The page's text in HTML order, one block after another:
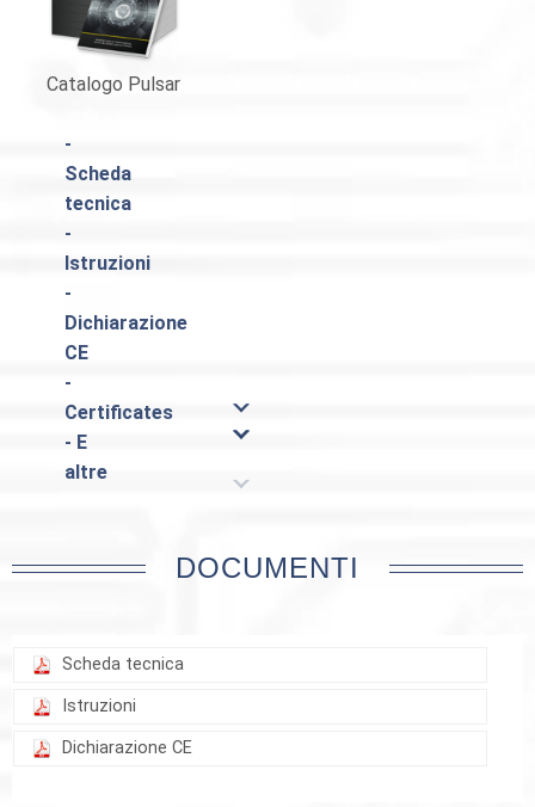
Catalogo Pulsar
-
Scheda
tecnica
-
Istruzioni
-
Dichiarazione
CE
-
Certificates
- E
altre
DOCUMENTI
Scheda tecnica
Istruzioni
Dichiarazione CE